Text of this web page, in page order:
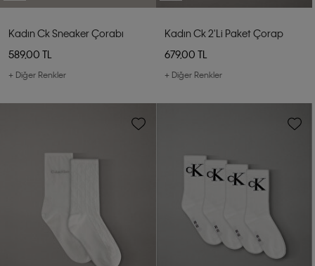
Kadın Ck Sneaker Çorabı
589,00 TL
+ Diğer Renkler
Kadın Ck 2'li Paket Çorap
679,00 TL
+ Diğer Renkler